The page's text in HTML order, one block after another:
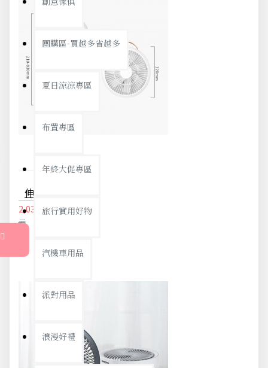
團購區-買越多省越多
夏日涼涼專區
布置專區
年終大促專區
旅行實用好物
汽機車用品
派對用品
浪漫好禮
2,033元 2,140
元